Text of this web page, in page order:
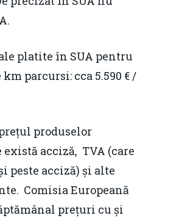
platite în SUA pentru
km parcursi: cca 5.590 € /
produselor
acciză, TVA (care
peste acciză) și alte
Comisia Europeană
prețuri cu și